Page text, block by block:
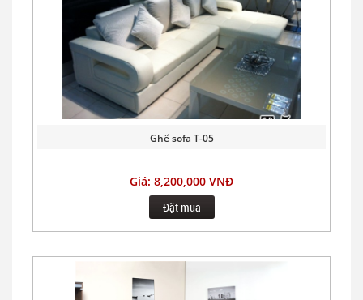
Ghế sofa T-05
Giá: 8,200,000 VNĐ
Đặt mua